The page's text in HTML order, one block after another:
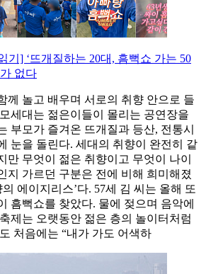
기] ‘뜨개질하는 20대, 흠뻑쇼 가는 50
없다
께 놀고 배우며 서로의 취향 안으로 들
세대는 젊은이들이 몰리는 공연장을
부모가 즐겨온 뜨개질과 등산, 전통시
눈을 돌린다. 세대의 취향이 완전히 같
만 무엇이 젊은 취향이고 무엇이 나이
지 가르던 구분은 전에 비해 희미해졌
의 에이지리스’다. 57세 김 씨는 올해 또
흠뻑쇼를 찾았다. 물에 젖으며 음악에
제는 오랫동안 젊은 층의 놀이터처럼
처음에는 “내가 가도 어색하